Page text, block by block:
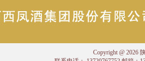
Copyright @ 2026